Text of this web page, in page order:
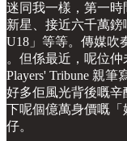
迷同我一樣，第一
新星、接近六千萬
U18」等等。傳媒吹
。但係最近，呢位仲
Players' Tribune 親
好多佢風光背後嘅
下呢個億萬身價嘅
仔。